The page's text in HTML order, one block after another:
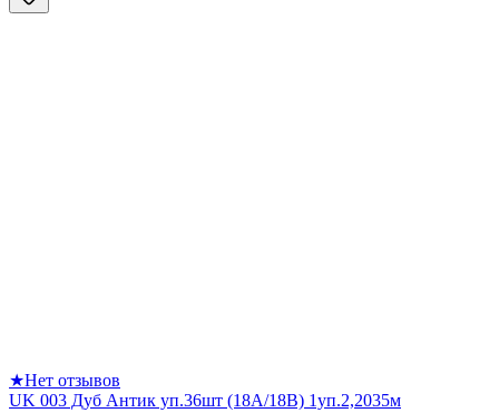
★Нет отзывов
UK 003 Дуб Антик уп.36шт (18А/18В) 1уп.2,2035м